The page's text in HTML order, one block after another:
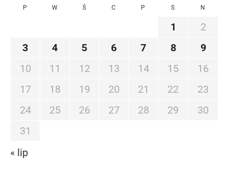
P W Ś C P S N
1
2
3
4 5 6 7 8
9
10
11 12 13 14 15
16
17
18 19 20 21 22
23
24
25 26 27 28 29
30
31
« lip